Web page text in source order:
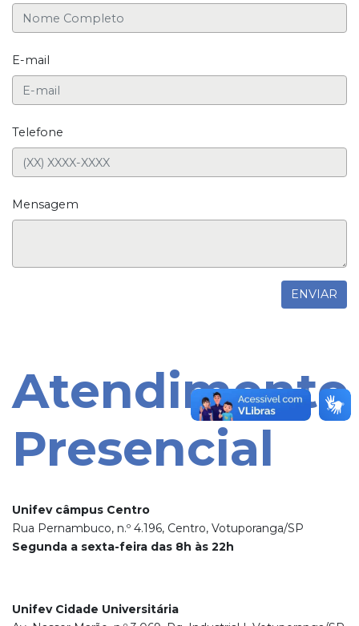
E-mail
Telefone
Mensagem
ENVIAR
Atendimento
Presencial
Unifev câmpus Centro
Rua Pernambuco, n.º 4.196, Centro, Votuporanga/SP
Segunda a sexta-feira das 8h às 22h
Unifev Cidade Universitária